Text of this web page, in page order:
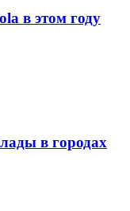
в этом году
в городах